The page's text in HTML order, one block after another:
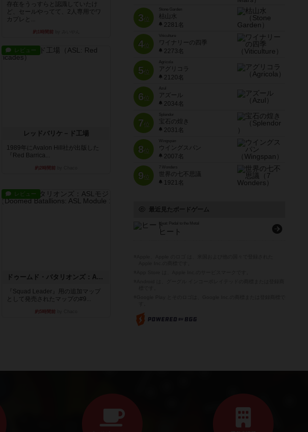
存在をうっすらと認識していたけ
ど、セールやってて、2人専用でワ
カプレと...
約1時間前
レビュー
レッドバリケ－ド工場
1989年にAvalon Hill社が出版した
『Red Barrica...
約2時間前
レビュー
ドゥームド・バタリオンズ：ASLモジュール11
『Squad Leader』用の追加マップ
として発売されたマップの#9...
約5時間前
3位
Stone Garden
枯山水
2281名
4位
Viticulture
ワイナリーの四季
2273名
5位
Agricola
アグリコラ
2120名
6位
Azul
アズール
2034名
7位
宝石の煌き
2031名
8位
Wingspan
ウイングスパン
2007名
9位
7 Wonders
世界の七不思議
1921名
最近見たボードゲーム
Heat: Pedal to the Metal
ヒート